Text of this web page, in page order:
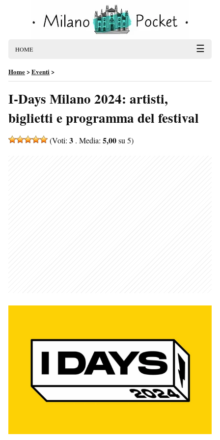
HOME ☰
Home>Eventi>
I-Days Milano 2024: artisti,
biglietti e programma del festival
(Voti: 3 . Media: 5,00su 5)